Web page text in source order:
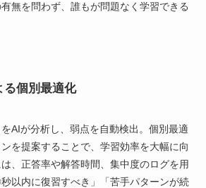
無を問わず、誰もが問題なく学習できる
る個別最適化
AIが分析し、弱点を自動検出。個別最適
を提案することで、学習効率を大幅に向
は、正答率や解答時間、集中度のログを用
以内に復習すべき」「苦手パターンが続